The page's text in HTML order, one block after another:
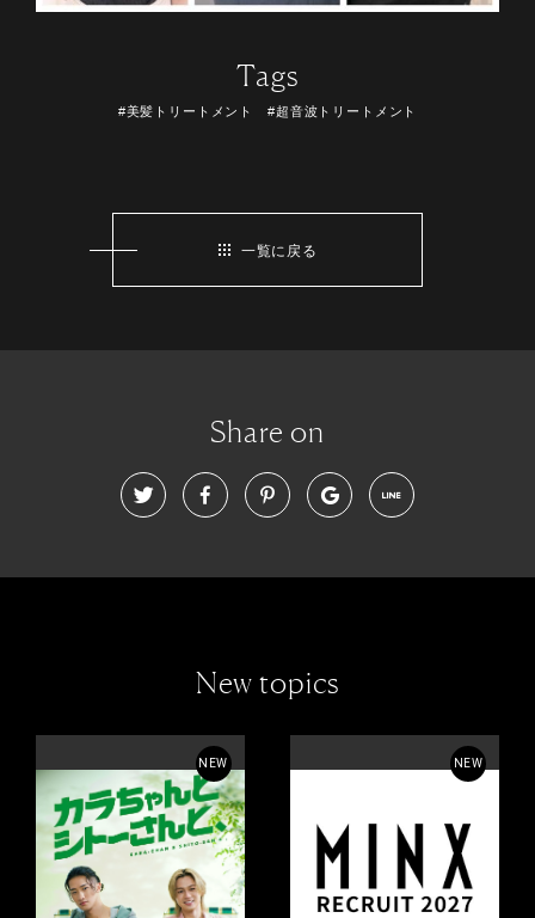
Tags
#美髪トリートメント #超音波トリートメント
一覧に戻る
Share on
New topics
NEW NEW